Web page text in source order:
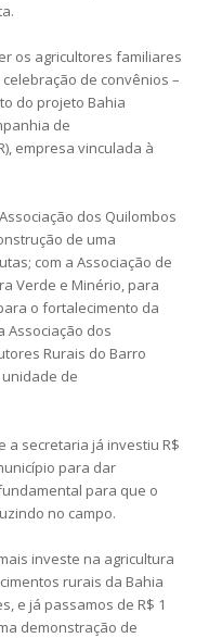
os agricultores familiares
de convênios –
do projeto Bahia
de
empresa vinculada à
dos Quilombos
de uma
com a Associação de
Verde e Minério, para
o fortalecimento da
Associação dos
Rurais do Barro
de
a secretaria já investiu R$
para dar
para que o
no campo.
investe na agricultura
rurais da Bahia
e já passamos de R$ 1
demonstração de